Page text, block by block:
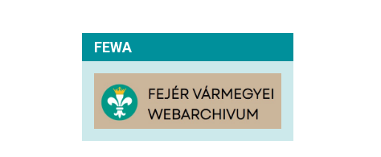
FEWA